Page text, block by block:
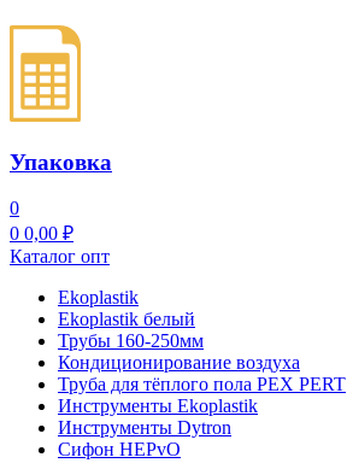
Упаковка
0
0 0,00 ₽
Каталог опт
Ekoplastik
Ekoplastik белый
Трубы 160-250мм
Кондиционирование воздуха
Труба для тёплого пола PEX PERT
Инструменты Ekoplastik
Инструменты Dytron
Сифон HEPvO